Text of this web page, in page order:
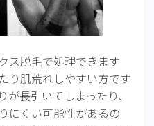
ス脱毛で処理できます
り肌荒れしやすい方です
長引いてしまったり、
にくい可能性があるの